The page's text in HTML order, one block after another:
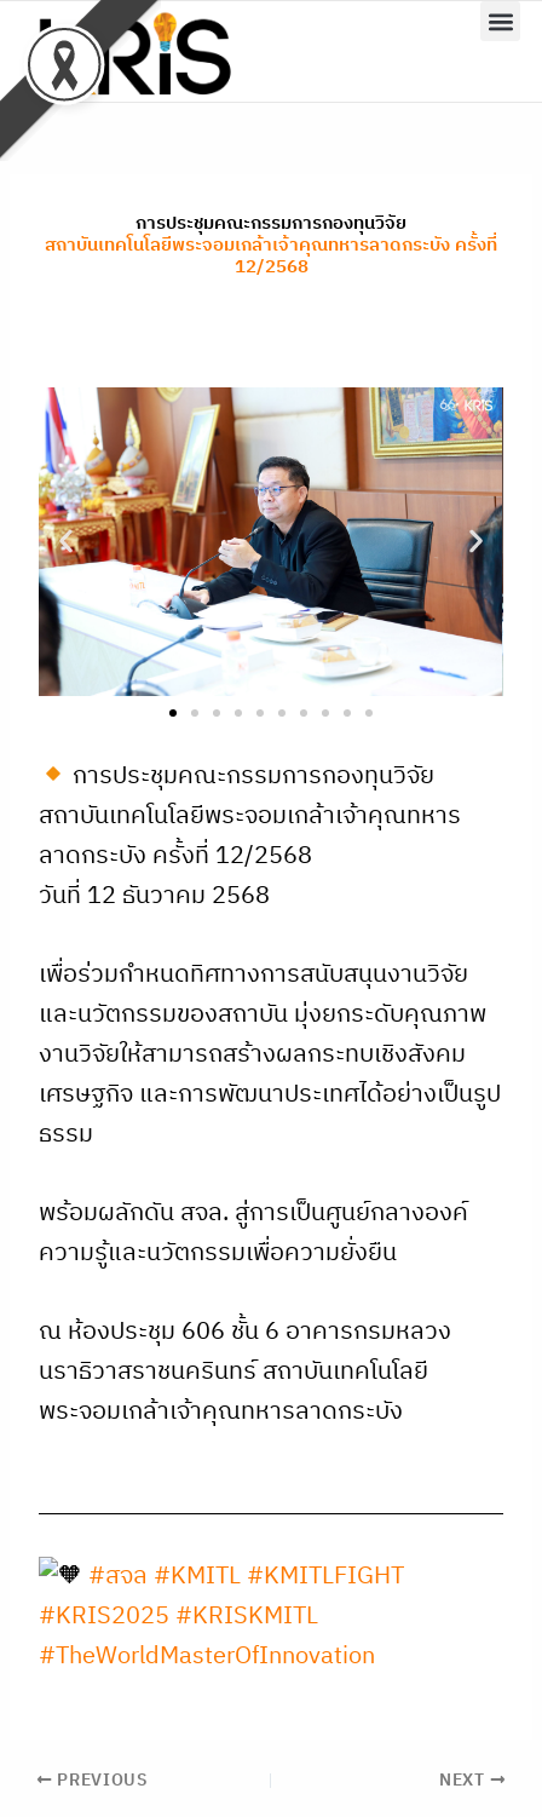
content
การประชุมคณะกรรมการกองทุนวิจัย
สถาบันเทคโนโลยีพระจอมเกล้าเจ้าคุณทหารลาดกระบัง ครั้งที่
12/2568
การประชุมคณะกรรมการกองทุนวิจัย
สถาบันเทคโนโลยีพระจอมเกล้าเจ้าคุณทหาร
ลาดกระบัง ครั้งที่ 12/2568
วันที่ 12 ธันวาคม 2568
เพื่อร่วมกำหนดทิศทางการสนับสนุนงานวิจัย
และนวัตกรรมของสถาบัน มุ่งยกระดับคุณภาพ
งานวิจัยให้สามารถสร้างผลกระทบเชิงสังคม
เศรษฐกิจ และการพัฒนาประเทศได้อย่างเป็นรูป
ธรรม
พร้อมผลักดัน สจล. สู่การเป็นศูนย์กลางองค์
ความรู้และนวัตกรรมเพื่อความยั่งยืน
ณ ห้องประชุม 606 ชั้น 6 อาคารกรมหลวง
นราธิวาสราชนครินทร์ สถาบันเทคโนโลยี
พระจอมเกล้าเจ้าคุณทหารลาดกระบัง
#สจล #KMITL#KMITLFIGHT
#KRIS2025 #KRISKMITL
#TheWorldMasterOfInnovation
PREVIOUS NEXT